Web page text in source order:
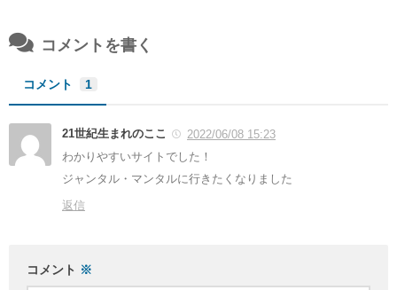
コメントを書く
コメント 1
21世紀生まれのここ
2022/06/08 15:23
わかりやすいサイトでした！
ジャンタル・マンタルに行きたくなりました
返信
コメント ※